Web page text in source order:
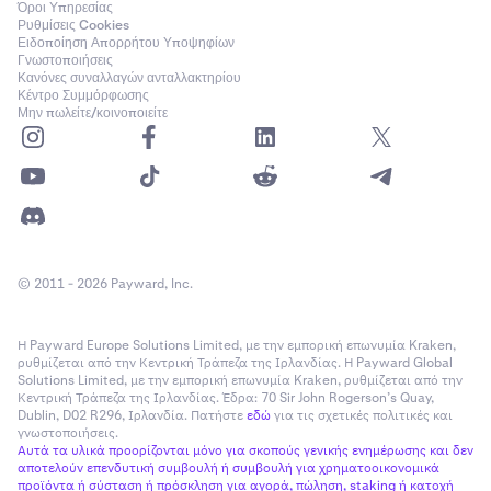
στην αποτροπή χειραγώγησης τιμών και περιττής
ρευστοποίησης λόγω προσωρινών αυξήσεων της
αγοράς.
Συνδεδεμένη OSO (Order Sends Order):
Συνδέστε εύκολα παραμέτρους Take Profit και
Profit όσο και το Stop Loss, η λειτουργικότητα
εντολές Trailing Stop ή Trailing Stop Limit.
• Reduce Only: Βεβαιωθείτε ότι οι συντομεύσεις
μειώνουν μόνο τις ανοιχτές θέσεις χωρίς να
αυξάνουν την έκθεση.
• Ηχητικά Γεγονότα: Προσαρμόστε τις ηχητικές
Όροι Υπηρεσίας
Ρυθμίσεις Cookies
Ειδοποίηση Απορρήτου Υποψηφίων
Γνωστοποιήσεις
Κανόνες συναλλαγών ανταλλακτηρίου
Κέντρο Συμμόρφωσης
Μην πωλείτε/κοινοποιείτε
© 2011 - 2026 Payward, Inc.
Η Payward Europe Solutions Limited, με την εμπορική επωνυμία Kraken,
ρυθμίζεται από την Κεντρική Τράπεζα της Ιρλανδίας. Η Payward Global
Solutions Limited, με την εμπορική επωνυμία Kraken, ρυθμίζεται από την
Κεντρική Τράπεζα της Ιρλανδίας. Έδρα: 70 Sir John Rogerson’s Quay,
Dublin, D02 R296, Ιρλανδία. Πατήστεεδώγια τις σχετικές πολιτικές και
γνωστοποιήσεις.
Αυτά τα υλικά προορίζονται μόνο για σκοπούς γενικής ενημέρωσης και δεν
αποτελούν επενδυτική συμβουλή ή συμβουλή για χρηματοοικονομικά
προϊόντα ή σύσταση ή πρόσκληση για αγορά, πώληση, staking ή κατοχή